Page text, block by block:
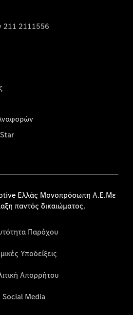
211 2111556
Ελλάς Μονοπρόσωπη Α.Ε.Με
παντός δικαιώματος.
Παρόχου
Υποδείξεις
Απορρήτου
Social Media